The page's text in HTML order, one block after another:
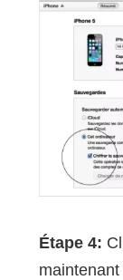
Étape 4: